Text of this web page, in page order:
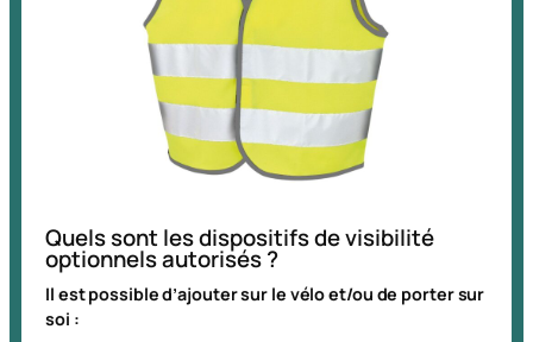
Quels sont les dispositifs de visibilité
optionnels autorisés ?
Il est possible d’ajouter sur le vélo et/ou de porter sur
soi :